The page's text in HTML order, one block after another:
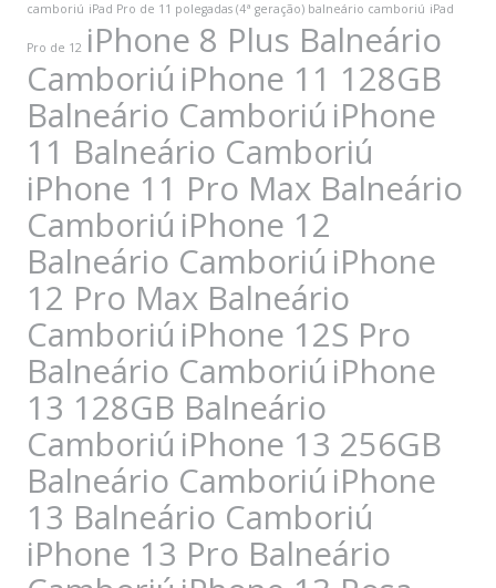
camboriú iPad Pro de 11 polegadas (4ª geração) balneário camboriú iPad
Pro de 12 iPhone 8 Plus Balneário
Camboriú iPhone 11 128GB
Balneário Camboriú iPhone
11 Balneário Camboriú
iPhone 11 Pro Max Balneário
Camboriú iPhone 12
Balneário Camboriú iPhone
12 Pro Max Balneário
Camboriú iPhone 12S Pro
Balneário Camboriú iPhone
13 128GB Balneário
Camboriú iPhone 13 256GB
Balneário Camboriú iPhone
13 Balneário Camboriú
iPhone 13 Pro Balneário